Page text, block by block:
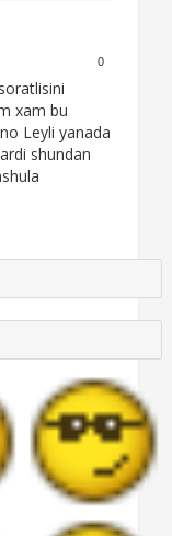
0
xam bu
Leyli yanada
shundan